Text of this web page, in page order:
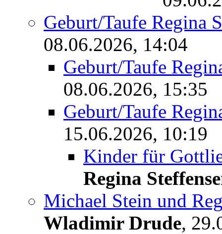
Geburt/Taufe Regina
08.06.2026, 14:04
Geburt/Taufe
08.06.2026, 15:35
Geburt/Taufe
15.06.2026, 10:19
Kinder für
Regina
Michael Stein und
Wladimir Drude,